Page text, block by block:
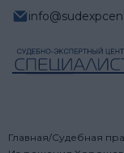
Главная/Судебная